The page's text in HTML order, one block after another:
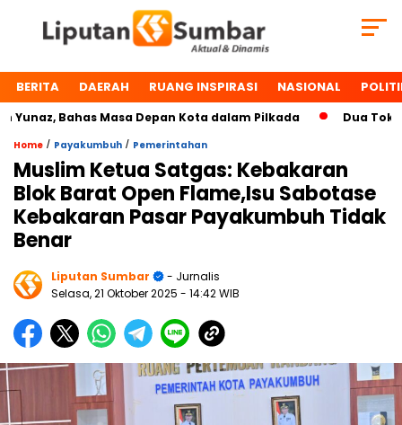
BERITA DAERAH RUANG INSPIRASI NASIONAL
Bahas Masa Depan Kota dalam Pilkada Dua Tokoh
Home / Payakumbuh / Pemerintahan
Muslim Ketua Satgas: Kebakaran
Blok Barat Open Flame,Isu Sabotase
Kebakaran Pasar Payakumbuh Tidak
Benar
Liputan Sumbar
- Jurnalis
Selasa, 21 Oktober 2025 - 14:42 WIB